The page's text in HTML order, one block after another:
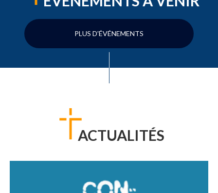
PLUS D'ÉVÉNEMENTS
ACTUALITÉS